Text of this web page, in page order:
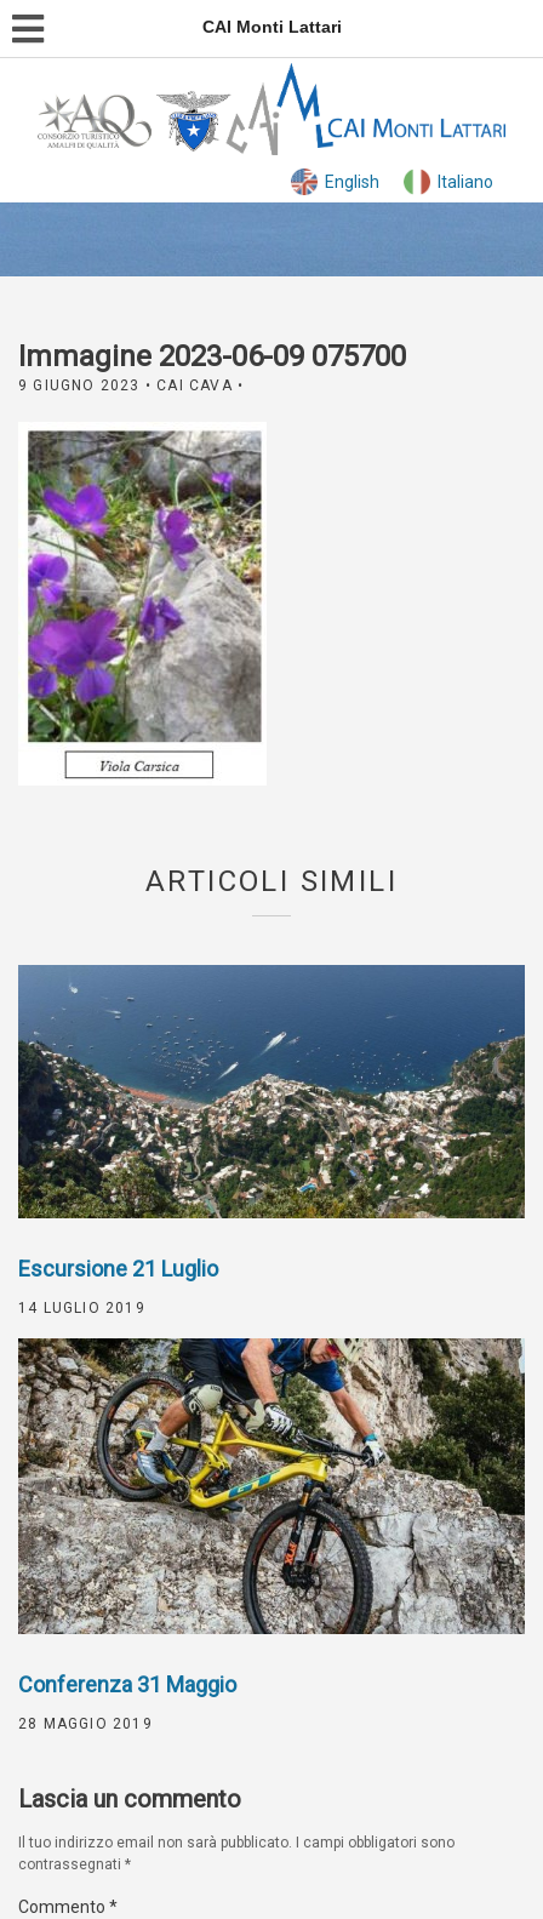
CAI Monti Lattari
English Italiano
Immagine 2023-06-09 075700
9 GIUGNO 2023 • CAI CAVA •
ARTICOLI SIMILI
Escursione 21 Luglio
14 LUGLIO 2019
Conferenza 31 Maggio
28 MAGGIO 2019
Lascia un commento
Il tuo indirizzo email non sarà pubblicato.
I campi obbligatori sono
contrassegnati *
Commento *